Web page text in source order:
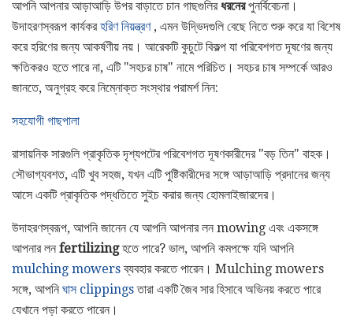
আপনি আপনার আড়াআড়ি উপর বাড়াতে চান গাছগুলির ধরনেরপুনর্বিবেচনা।
উদাহরণস্বরূপ কার্যকরহরিণ নিয়ন্ত্রণ, এমন উদ্ভিদগুলি বেছে নিতে শুরু করে যা বিশেষ
করে হরিণের জন্য আকর্ষণীয় নয়। আরেকটি কুচুটে বিকল্প যা পরিবেশগত দূষণের জন্য
ক্ষতিকরও হতে পারে না, এটি "সহচর চাষ" নামে পরিচিত। সহচর চাষ সম্পর্কে আরও
জানতে, অনুগ্রহ করে নিম্নোক্ত সংস্থার পরামর্শ নিন:
সহযোগী গাছপালা
রাসায়নিক সারগুলি প্রাকৃতিক দৃশ্যপটের পরিবেশগত দূষণকারীদের "বড় তিন" বাহক।
সৌভাগ্যবশত, এটি খুব সহজ, যখন এটি পুষ্টিকারীদের সঙ্গে আড়াআড়ি প্রদানের জন্য
আসে একটি প্রাকৃতিক পদ্ধতিতে সুইচ করার জন্য হোমলাইজারদের।
উদাহরণস্বরূপ, আপনি জানেন যে আপনি আপনার লন mowing এবং একসঙ্গে
আপনার লন fertilizingহতে পারে? ভাল, আপনি কমপক্ষে যদি আপনি
mulching mowersব্যবহার করতে পারেন। Mulching mowers
সঙ্গে, আপনি ঘাস clippingsতারা একটি জৈব সার হিসাবে অভিনয় করতে পারে
যেখানে পড়া করতে পারেন।